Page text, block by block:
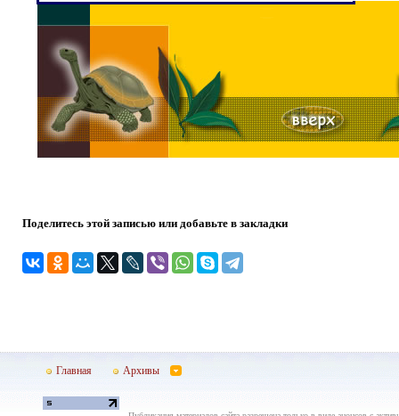
Поделитесь этой записью или добавьте в закладки
Главная Архивы